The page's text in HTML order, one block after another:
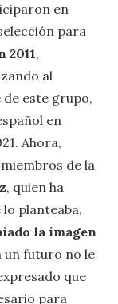
en
para
2011,
al
este grupo,
en
Ahora,
de la
, quien ha
planteaba,
la imagen
un futuro no le
que
para